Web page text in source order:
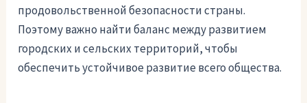
продовольственной безопасности страны.
Поэтому важно найти баланс между развитием
городских и сельских территорий, чтобы
обеспечить устойчивое развитие всего общества.